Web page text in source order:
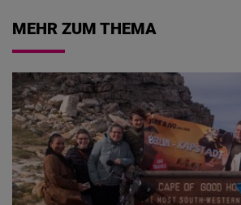
MEHR ZUM THEMA